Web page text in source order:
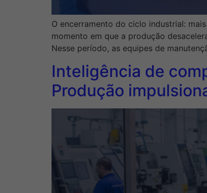
O encerramento do ciclo industrial:
momento em que a produção
Nesse período, as equipes de
Inteligência de
Produção